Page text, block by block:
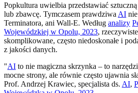
Popkultura uwielbia przedstawiać
lub zbawcę. Tymczasem prawdziwa AI
Terminatora, ani Wall-E. Według analizy
Wojewódzkiej w Opolu, 2023,
skomplikowane, często niedoskonałe i
z jakości danych.
"AI to nie magiczna skrzynka – to
mocne strony, ale równie często ujawnia
Prof. Andrzej Krawiec, specjalista ds. AI,